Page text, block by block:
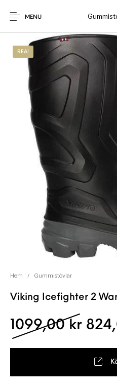
MENU
Nyheter Rea!
REA!
Hem / Gummistövlar
Viking Icefighter 2
1099,00 kr Det